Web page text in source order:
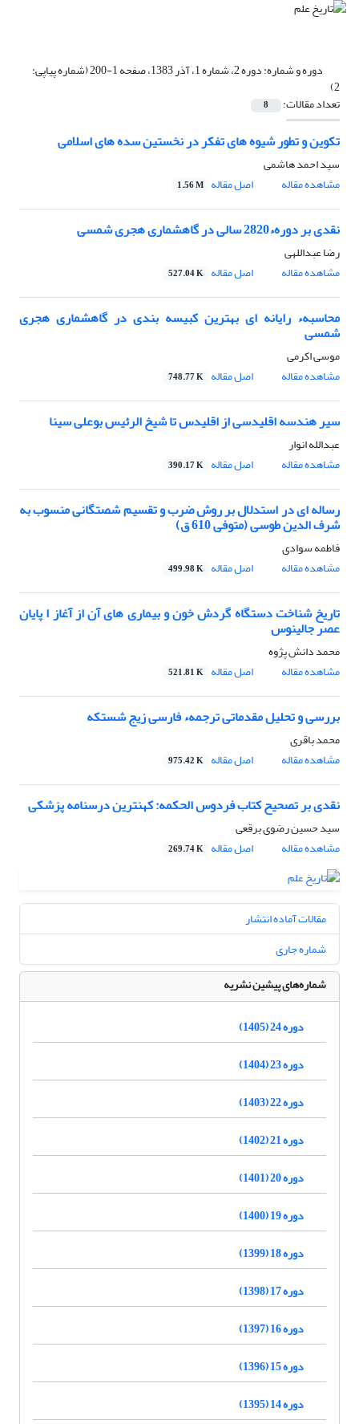
دوره و شماره: دوره 2، شماره 1، آذر 1383، صفحه 1-200 (شماره پیاپی:
2)
تعداد مقالات: 8
تکوین و تطور شیوه های تفکر در نخستین سده های اسلامی
سید احمد هاشمى
مشاهده مقاله
اصل مقاله 1.56 M
نقدی بر دورهء2820 سالی در گاهشماری هجری شمسی
رضا عبداللهى
مشاهده مقاله
اصل مقاله 527.04 K
محاسبهء رایانه ای بهترین کبیسه بندی در گاهشماری هجری
شمسی
موسى اکرمى
مشاهده مقاله
اصل مقاله 748.77 K
سیر هندسه اقلیدسی از اقلیدس تا شیخ الرئیس بوعلی سینا
عبدالله انوار
مشاهده مقاله
اصل مقاله 390.17 K
رساله ای در استدلال بر روش ضرب و تقسیم شصتگانی منسوب به
شرف الدین طوسی (متوفی 610 ق)
فاطمه سوادى
مشاهده مقاله
اصل مقاله 499.98 K
تاریخ شناخت دستگاه گردش خون و بیماری های آن از آغاز ا پایان
عصر جالینوس
محمد دانش پژوه
مشاهده مقاله
اصل مقاله 521.81 K
بررسی و تحلیل مقدماتی ترجمهء فارسی زیج شستکه
محمد باقری
مشاهده مقاله
اصل مقاله 975.42 K
نقدی بر تصحیح کتاب فردوس الحکمه: کهنترین درسنامه پزشکی
سید حسین رضوی برقعی
مشاهده مقاله
اصل مقاله 269.74 K
مقالات آماده انتشار
شماره جاری
شماره‌های پیشین نشریه
دوره 24 (1405)
دوره 23 (1404)
دوره 22 (1403)
دوره 21 (1402)
دوره 20 (1401)
دوره 19 (1400)
دوره 18 (1399)
دوره 17 (1398)
دوره 16 (1397)
دوره 15 (1396)
دوره 14 (1395)